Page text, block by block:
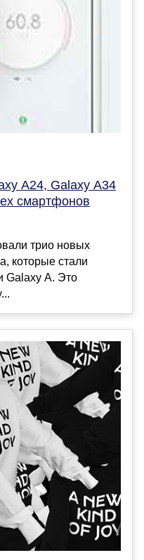
A24, Galaxy A34
смартфонов
трио новых
которые стали
Galaxy A. Это